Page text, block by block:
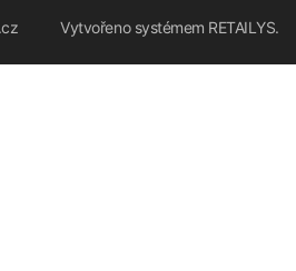
Vytvořeno systémem RETAILYS.